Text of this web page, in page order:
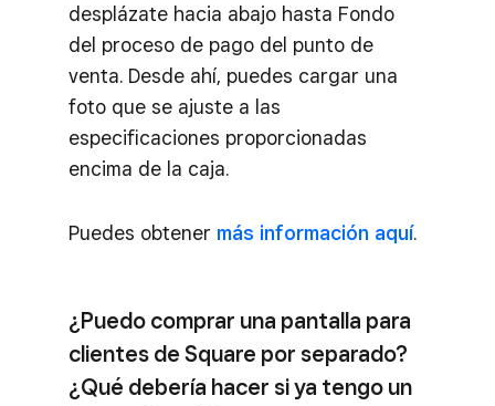
desplázate hacia abajo hasta Fondo
del proceso de pago del punto de
venta. Desde ahí, puedes cargar una
foto que se ajuste a las
especificaciones proporcionadas
encima de la caja.
Puedes obtener más información aquí.
¿Puedo comprar una pantalla para
clientes de Square por separado?
¿Qué debería hacer si ya tengo un